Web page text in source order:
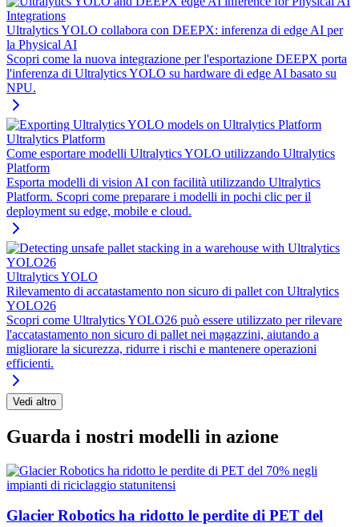
Integrations
Ultralytics YOLO collabora con DEEPX: inferenza di edge AI per
la Physical AI
Scopri come la nuova integrazione per l'esportazione DEEPX porta
l'inferenza di Ultralytics YOLO su hardware di edge AI basato su
NPU.
Ultralytics Platform
Come esportare modelli Ultralytics YOLO utilizzando Ultralytics
Platform
Esporta modelli di vision AI con facilità utilizzando Ultralytics
Platform. Scopri come preparare i modelli in pochi clic per il
deployment su edge, mobile e cloud.
Ultralytics YOLO
Rilevamento di accatastamento non sicuro di pallet con Ultralytics
YOLO26
Scopri come Ultralytics YOLO26 può essere utilizzato per rilevare
l'accatastamento non sicuro di pallet nei magazzini, aiutando a
migliorare la sicurezza, ridurre i rischi e mantenere operazioni
efficienti.
Vedi altro
Guarda i nostri modelli in azione
Glacier Robotics ha ridotto le perdite di PET del